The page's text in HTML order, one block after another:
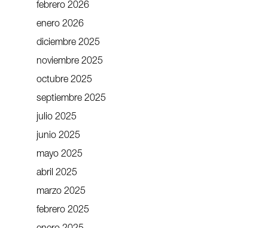
febrero 2026
enero 2026
diciembre 2025
noviembre 2025
octubre 2025
septiembre 2025
julio 2025
junio 2025
mayo 2025
abril 2025
marzo 2025
febrero 2025